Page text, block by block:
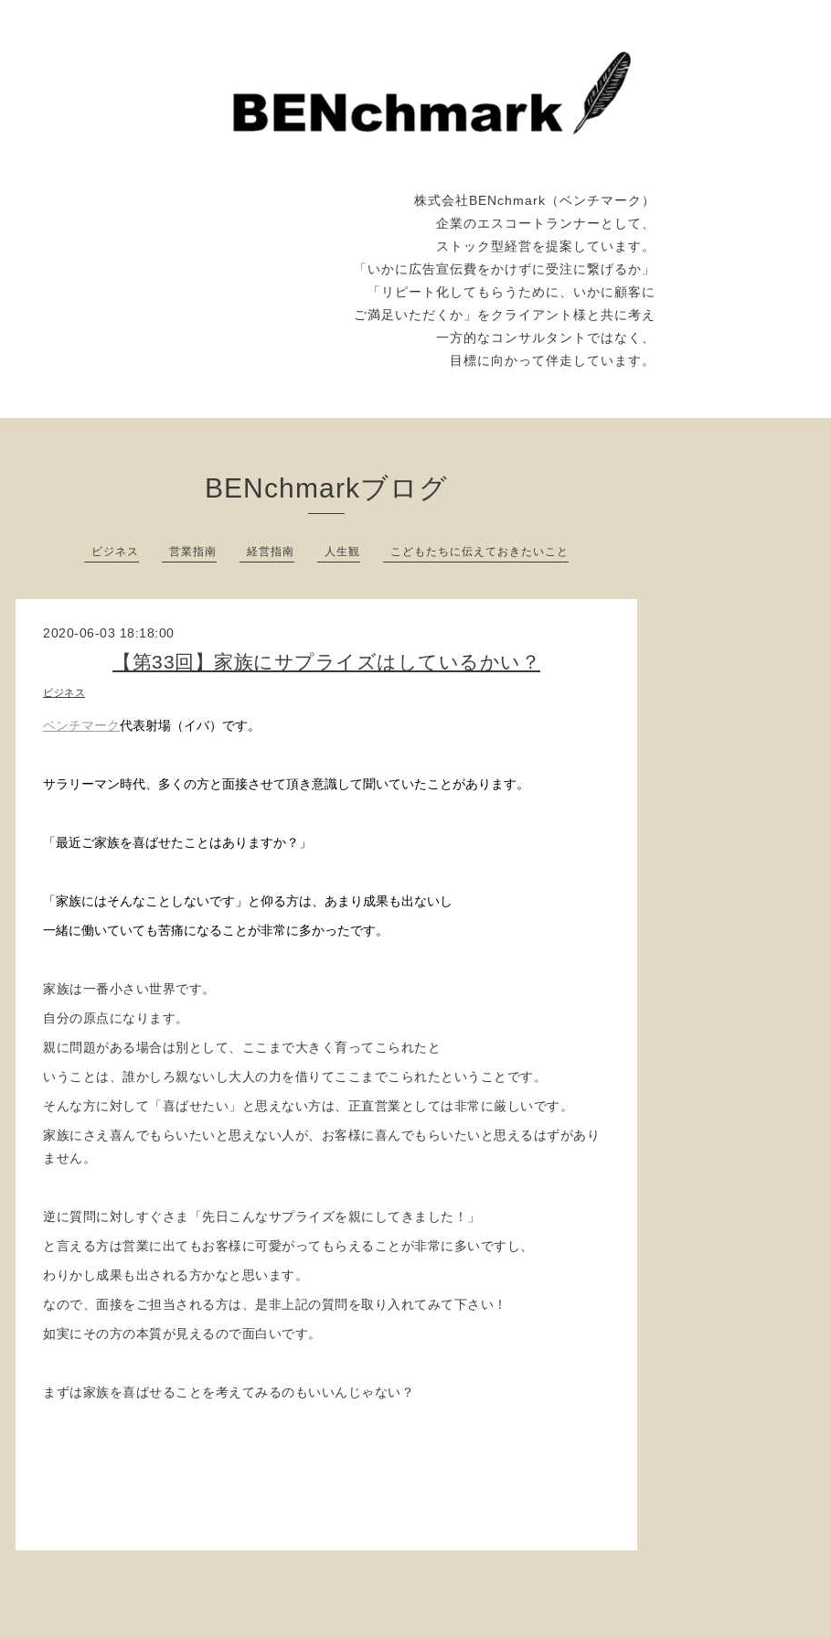
株式会社BENchmark（ベンチマーク）
企業のエスコートランナーとして、
ストック型経営を提案しています。
「いかに広告宣伝費をかけずに受注に繋げるか」
「リピート化してもらうために、いかに顧客に
ご満足いただくか」をクライアント様と共に考え
一方的なコンサルタントではなく、
目標に向かって伴走しています。
BENchmarkブログ
ビジネス 営業指南 経営指南 人生観 こどもたちに伝えておきたいこと
2020-06-03 18:18:00
【第33回】家族にサプライズはしているかい？
ビジネス
ベンチマーク代表射場（イバ）です。
サラリーマン時代、多くの方と面接させて頂き意識して聞いていたことがあります。
「最近ご家族を喜ばせたことはありますか？」
「家族にはそんなことしないです」と仰る方は、あまり成果も出ないし
一緒に働いていても苦痛になることが非常に多かったです。
家族は一番小さい世界です。
自分の原点になります。
親に問題がある場合は別として、ここまで大きく育ってこられたと
いうことは、誰かしろ親ないし大人の力を借りてここまでこられたということです。
そんな方に対して「喜ばせたい」と思えない方は、正直営業としては非常に厳しいです。
家族にさえ喜んでもらいたいと思えない人が、お客様に喜んでもらいたいと思えるはずがあり
ません。
逆に質問に対しすぐさま「先日こんなサプライズを親にしてきました！」
と言える方は営業に出てもお客様に可愛がってもらえることが非常に多いですし、
わりかし成果も出される方かなと思います。
なので、面接をご担当される方は、是非上記の質問を取り入れてみて下さい！
如実にその方の本質が見えるので面白いです。
まずは家族を喜ばせることを考えてみるのもいいんじゃない？